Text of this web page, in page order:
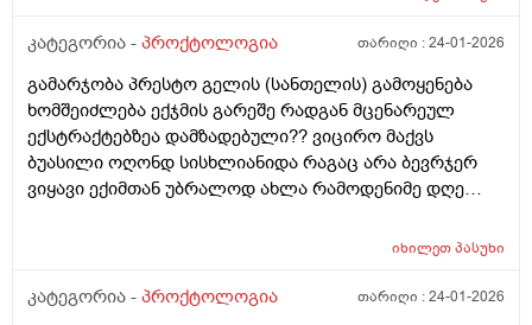
წამალი თუ იცით ქართულ აფთიაქებში რომ ვიყიდო
კატეგორია - პროქტოლოგია თარიღი :24-01-2026
გამარჯობა პრესტო გელის (სანთელის) გამოყენება
ხომშეიძლება ექჯმის გარეშე რადგან მცენარეულ
ექსტრაქტებზეა დამზადებული?? ვიცირო მაქვს
ბუასილი ოღონდ სისხლიანიდა რაგაც არა ბევრჯერ
ვიყავი ექიმთან უბრალოდ ახლა რამოდენიმე დღე
გამიღიზიანა და კუჭში გასვლის შემდეგ დილა საღამო
იხილეთპასუხი
კატეგორია - პროქტოლოგია თარიღი :24-01-2026